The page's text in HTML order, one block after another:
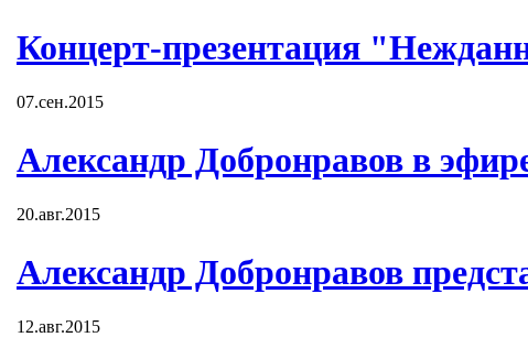
Концерт-презентация
07.сен.2015
Александр Добронравов в
20.авг.2015
Александр Добронравов
12.авг.2015